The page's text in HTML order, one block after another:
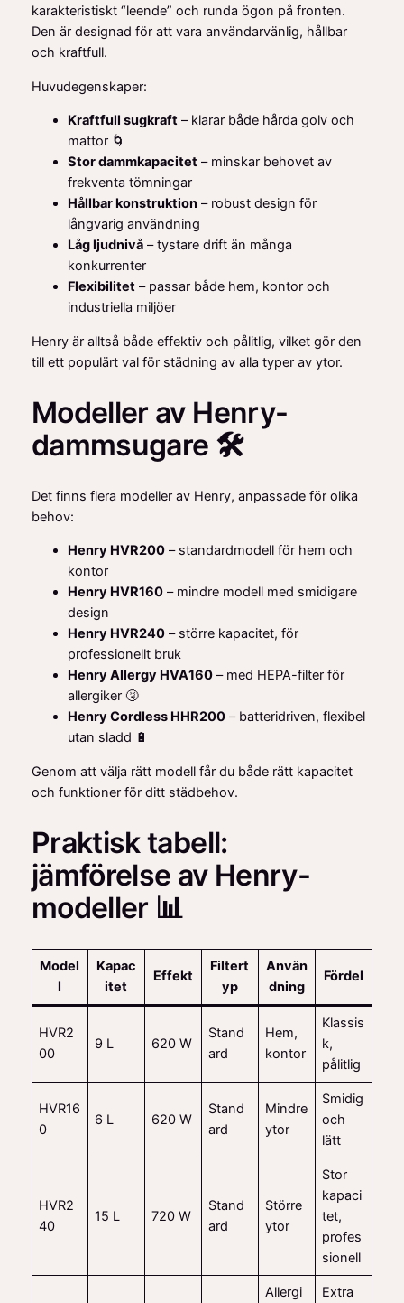
karakteristiskt “leende” och runda ögon på fronten.
Den är designad för att vara användarvänlig, hållbar
och kraftfull.
Huvudegenskaper:
Kraftfull sugkraft– klarar både hårda golv och
mattor 🌀
Stor dammkapacitet– minskar behovet av
frekventa tömningar
Hållbar konstruktion– robust design för
långvarig användning
Låg ljudnivå– tystare drift än många
konkurrenter
Flexibilitet– passar både hem, kontor och
industriella miljöer
Henry är alltså både effektiv och pålitlig, vilket gör den
till ett populärt val för städning av alla typer av ytor.
Modeller av Henry-
dammsugare 🛠️
Det finns flera modeller av Henry, anpassade för olika
behov:
Henry HVR200– standardmodell för hem och
kontor
Henry HVR160– mindre modell med smidigare
design
Henry HVR240– större kapacitet, för
professionellt bruk
Henry Allergy HVA160– med HEPA-filter för
allergiker 🤧
Henry Cordless HHR200– batteridriven, flexibel
utan sladd 🔋
Genom att välja rätt modell får du både rätt kapacitet
och funktioner för ditt städbehov.
Praktisk tabell:
jämförelse av Henry-
modeller 📊
Model
l
Kapac
itet
Effekt
Filtert
yp
Använ
dning
Fördel
HVR2
00
9 L 620 W
Stand
ard
Hem,
kontor
Klassis
k,
pålitlig
HVR16
0
6 L 620 W
Stand
ard
Mindre
ytor
Smidig
och
lätt
HVR2
40
15 L 720 W
Stand
ard
Större
ytor
Stor
kapaci
tet,
profes
sionell
Allergi Extra